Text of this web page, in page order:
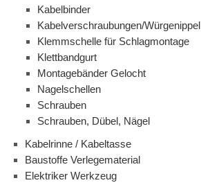
Kabelbinder
Kabelverschraubungen/Würgenippel
Klemmschelle für Schlagmontage
Klettbandgurt
Montagebänder Gelocht
Nagelschellen
Schrauben
Schrauben, Dübel, Nägel
Kabelrinne / Kabeltasse
Baustoffe Verlegematerial
Elektriker Werkzeug